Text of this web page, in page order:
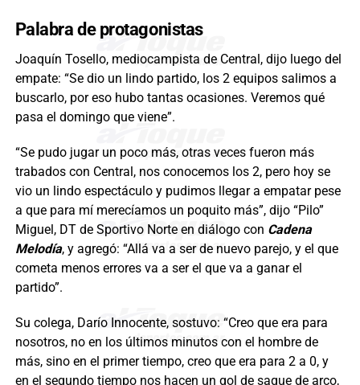
Palabra de protagonistas
Joaquín Tosello, mediocampista de Central, dijo luego del
empate: “Se dio un lindo partido, los 2 equipos salimos a
buscarlo, por eso hubo tantas ocasiones. Veremos qué
pasa el domingo que viene”.
“Se pudo jugar un poco más, otras veces fueron más
trabados con Central, nos conocemos los 2, pero hoy se
vio un lindo espectáculo y pudimos llegar a empatar pese
a que para mí merecíamos un poquito más”, dijo “Pilo”
Miguel, DT de Sportivo Norte en diálogo con Cadena
Melodía, y agregó: “Allá va a ser de nuevo parejo, y el que
cometa menos errores va a ser el que va a ganar el
partido”.
Su colega, Darío Innocente, sostuvo: “Creo que era para
nosotros, no en los últimos minutos con el hombre de
más, sino en el primer tiempo, creo que era para 2 a 0, y
en el segundo tiempo nos hacen un gol de saque de arco,